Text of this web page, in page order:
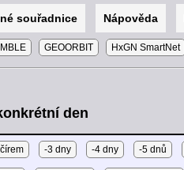
souřadnice Nápověda
GEOORBIT HxGN SmartNet
den
-3 dny -4 dny -5 dnů